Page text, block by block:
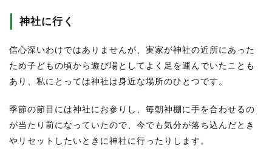
神社に行く
信心深いわけではありませんが、実家が神社の近所にあった
ため子どもの頃から遊び場としてよく足を運んでいたことも
あり、私にとっては神社は身近な場所のひとつです。
季節の節目には神社にお参りし、毎朝神棚に手を合わせるの
が当たり前になっていたので、今でも気分が落ち込んだとき
やリセットしたいときに神社に行ったりします。